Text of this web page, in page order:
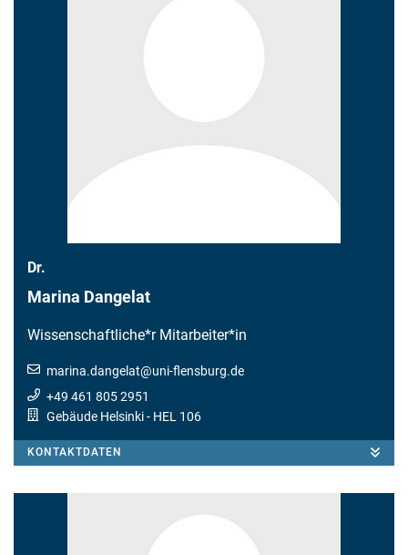
Dr.
Marina Dangelat
Wissenschaftliche*r Mitarbeiter*in
marina.dangelat@uni-flensburg.de
+49 461 805 2951
Gebäude Helsinki- HEL 106
KONTAKTDATEN